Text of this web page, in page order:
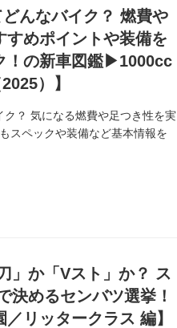
んなバイク？ 燃費や
すめポイントや装備を
！の新車図鑑▶1000cc
）】
？ 気になる燃費や足つき性を実
スペックや装備など基本情報を
」か「Vスト」か？ ス
決めるセンバツ選挙！
リッタークラス 編】